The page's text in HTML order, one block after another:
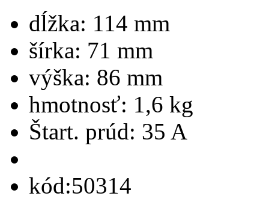
dĺžka: 114 mm
šírka: 71 mm
výška: 86 mm
hmotnosť: 1,6 kg
Štart. prúd: 35 A
kód:50314